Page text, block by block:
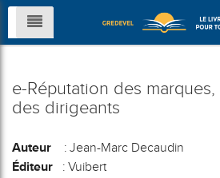
e-Réputation des
des dirigeants
Auteur : Jean-Marc Decaudin
Éditeur : Vuibert